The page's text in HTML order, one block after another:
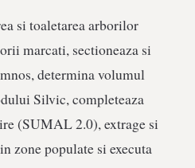
si toaletarea arborilor
marcati, sectioneaza si
determina volumul
Silvic, completeaza
(SUMAL 2.0), extrage si
zone populate si executa